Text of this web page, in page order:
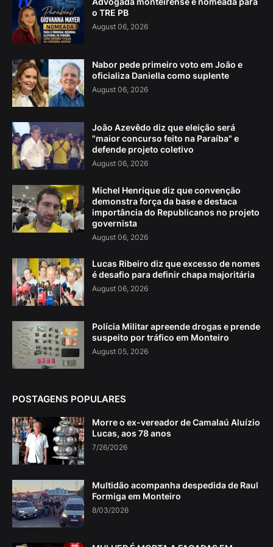
o TRE PB
August 06, 2026
Nabor pede primeiro voto em João e
oficializa Daniella como suplente
August 06, 2026
João Azevêdo diz que eleição será
"maior concurso feito na Paraíba" e
defende projeto coletivo
August 06, 2026
Michel Henrique diz que convenção
demonstra força da base e destaca
importância do Republicanos no projeto
governista
August 06, 2026
Lucas Ribeiro diz que excesso de nomes
é desafio para definir chapa majoritária
August 06, 2026
Polícia Militar apreende drogas e prende
suspeito por tráfico em Monteiro
August 05, 2026
POSTAGENS POPULARES
Morre o ex-vereador de Camalaú Aluízio
Lucas, aos 78 anos
7/26/2026
Multidão acompanha despedida de Raul
Formiga em Monteiro
8/03/2026